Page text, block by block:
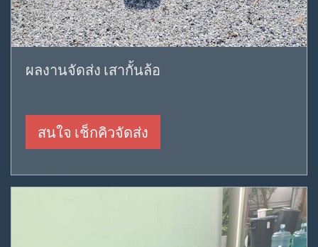
ผลงานจัดส่ง เสากั้นล้อ
สนใจ เช็กคิวจัดส่ง